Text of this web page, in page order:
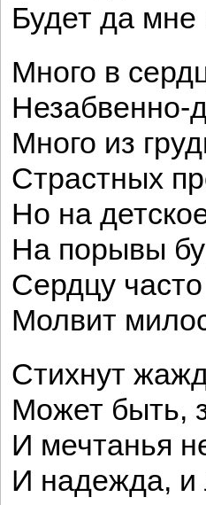
Будет да мне
Много в
Незабвенно-
Много из
Страстных
Но на
На порывы
Сердцу
Молвит
Стихнут
Может быть,
И мечтанья
И надежда, и